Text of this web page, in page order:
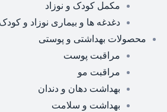
مکمل کودک و نوزاد
دغدغه ها و بیماری نوزاد و کودک
محصولات بهداشتی و پوستی
مراقبت پوست
مراقبت مو
بهداشت دهان و دندان
بهداشت و سلامت